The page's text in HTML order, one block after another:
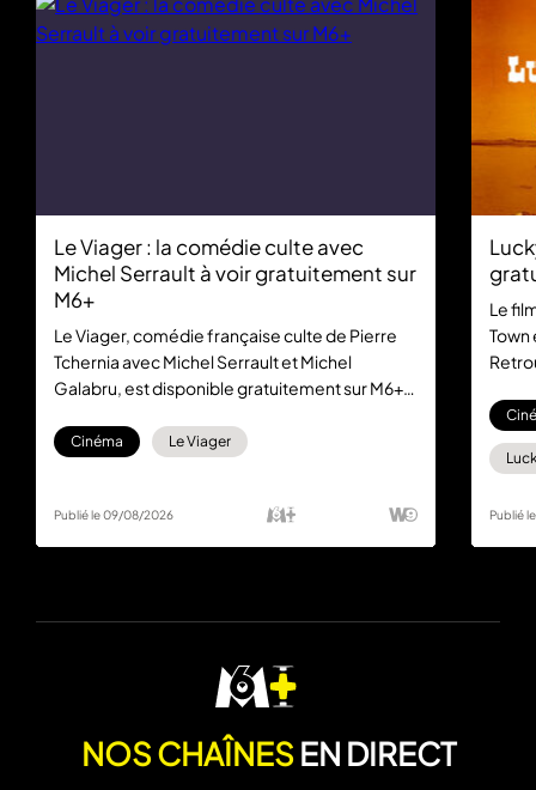
Le Viager : la comédie culte avec
Michel Serrault à voir gratuitement sur
M6+
Le Viager, comédie française culte de Pierre
Tchernia avec Michel Serrault et Michel
Galabru, est disponible gratuitement sur M6+.
sans abonnement.
Cinéma Le Viager
Publié le 09/08/2026
Le
Publié
NOS CHAÎNESEN DIRECT